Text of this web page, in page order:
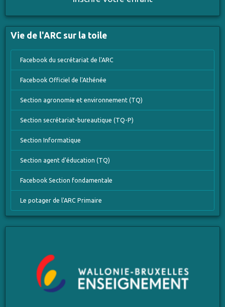
Vie de l'ARC sur la toile
Facebook du secrétariat de l'ARC
Facebook Officiel de l'Athénée
Section agronomie et environnement (TQ)
Section secrétariat-bureautique (TQ-P)
Section Informatique
Section agent d'éducation (TQ)
Facebook Section fondamentale
Le potager de l'ARC Primaire